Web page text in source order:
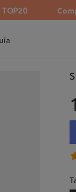
TOP20